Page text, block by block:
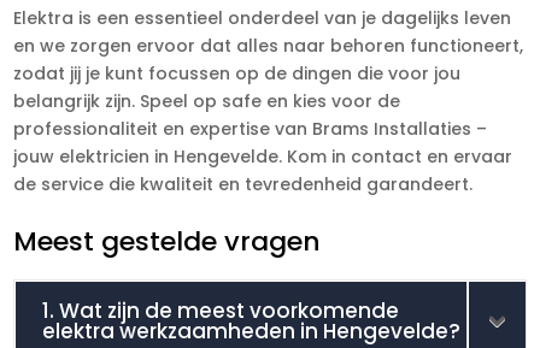
Elektra is een essentieel onderdeel van je dagelijks leven
en we zorgen ervoor dat alles naar behoren functioneert,
zodat jij je kunt focussen op de dingen die voor jou
belangrijk zijn. Speel op safe en kies voor de
professionaliteit en expertise van Brams Installaties –
jouw elektricien in Hengevelde. Kom in contact en ervaar
de service die kwaliteit en tevredenheid garandeert.
Meest gestelde vragen
1. Wat zijn de meest voorkomende
elektra werkzaamheden in Hengevelde?